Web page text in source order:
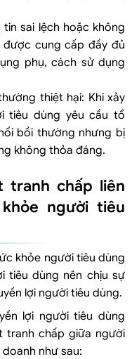
sai lệch hoặc không
cung cấp đầy đủ
phụ, cách sử dụng
thiệt hại: Khi xảy
tiêu dùng yêu cầu tổ
bồi thường nhưng bị
không thỏa đáng.
tranh chấp liên
người tiêu
khỏe người tiêu dùng
tiêu dùng nên chịu sự
lợi người tiêu dùng.
lợi người tiêu dùng
tranh chấp giữa người
như sau: